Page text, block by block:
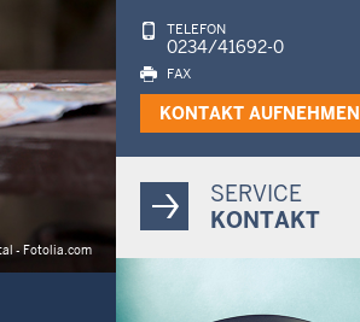
- Fotolia.com
TELEFON
0234/41692-0
FAX
KONTAKT AUFNEHMEN
SERVICE
KONTAKT